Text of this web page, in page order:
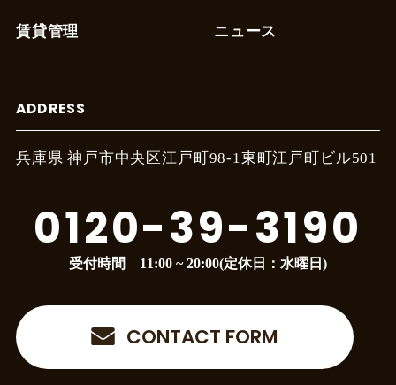
賃貸管理 ニュース
ADDRESS
兵庫県 神戸市中央区江戸町 98-1東町江戸町ビル501
0120-39-3190
受付時間 11:00 ~ 20:00(定休日：水曜日)
CONTACT FORM